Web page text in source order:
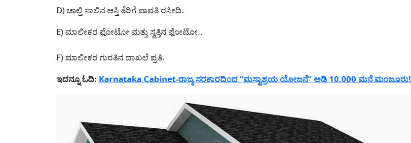
D) ಚಾಲ್ತಿ ಸಾಲಿನ ಆಸ್ತಿ ತೆರಿಗೆ ಪಾವತಿ ರಸೀದಿ.
E) ಮಾಲೀಕರ ಫೋಟೋ ಮತ್ತು ಸ್ವತ್ತಿನ ಫೋಟೋ..
F) ಮಾಲೀಕರ ಗುರತಿನ ದಾಖಲೆ ಪ್ರತಿ.
ಇದನ್ನೂ ಓದಿ: Karnataka Cabinet-ರಾಜ್ಯ ಸರಕಾರದಿಂದ “ಮಸ್ವಾಶ್ರಯ ಯೋಜನೆ" ಅಡಿ 10,000 ಮನೆ ಮಂಜೂರು!